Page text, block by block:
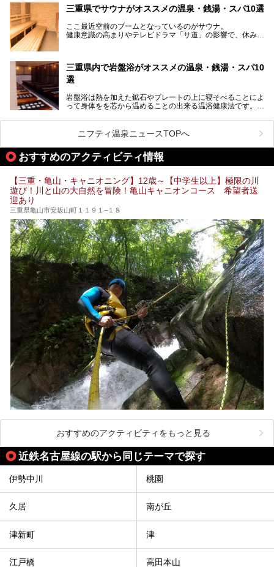
伊勢神宮を擁する伊勢志摩や、世界遺産に登録された熊野古
道をはじめ、鳥羽水族館、忍者の里・伊賀、鈴鹿サーキッ
ト、松坂牛に伊勢海老……と、観光＆グルメの宝庫です。
東からも西からも訪れやすい三重県には、ハイクオリティな
スーパー銭湯がたくさん！お風呂も食事もコスパもいい、お
三重県でサウナがオススメの温泉・銭湯・スパ10選
ここ最近空前のブームとなっているのがサウナ。
健康意識の高まりやテレビドラマ「サ道」の影響で、休みの
いサウナのある温泉や銭湯、スパをご紹介。
気軽に立ち寄れてリラックス効果の高いサウナで、日頃の疲
れをリフレッシュしませんか？
三重県内で岩盤浴がオススメの温泉・銭湯・スパ10
選
岩盤浴は熱を加えた鉱石やプレートの上に寝そべることによ
って身体をを芯から温めることの出来る温浴健康法です。じ
果だけではなく、代謝が高まり健康や美容にも良い影響が期
待できます。今回はそんな岩盤浴にこだわった、三重県内の
オススメ温泉・銭湯・スパ10ヶ所を紹介させていただきま
す。
ニフティ温泉ニュースTOPへ
おすすめのアクティビティ情報
【三重・亀山・キャニオニング】12歳～【中学生以上】極限の川
遊び！川と山の大自然を冒険！亀山キャニオンコース 希望者送
迎あり
三重県亀山市安坂山町１１９１−１８
おすすめのアクティビティをもっと見る
近鉄名古屋線の駅から同じテーマで探す
伊勢中川 桃園
久居 南が丘
津新町 津
江戸橋 高田本山